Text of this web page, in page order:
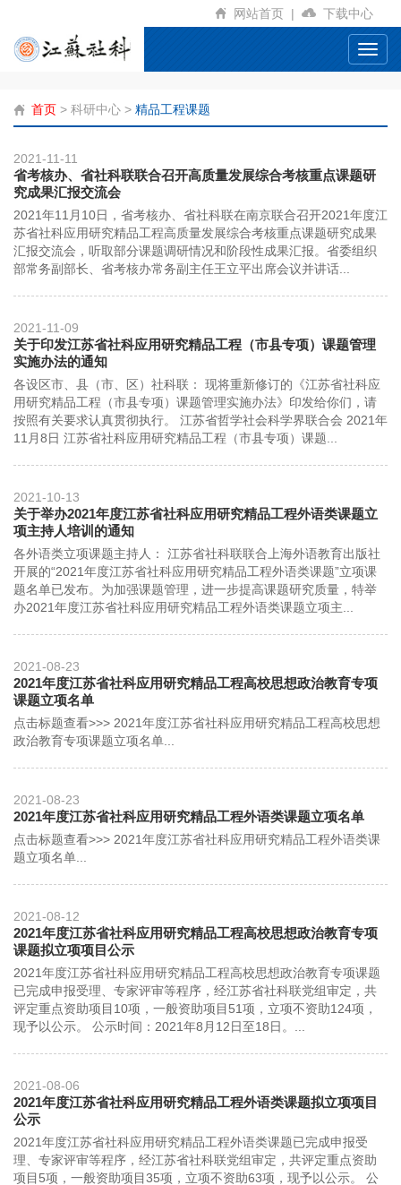
网站首页 | 下载中心
首页 > 科研中心 > 精品工程课题
2021-11-11
省考核办、省社科联联合召开高质量发展综合考核重点课题研
究成果汇报交流会
2021年11月10日，省考核办、省社科联在南京联合召开2021年度江
苏省社科应用研究精品工程高质量发展综合考核重点课题研究成果
汇报交流会，听取部分课题调研情况和阶段性成果汇报。省委组织
部常务副部长、省考核办常务副主任王立平出席会议并讲话...
2021-11-09
关于印发江苏省社科应用研究精品工程（市县专项）课题管理
实施办法的通知
各设区市、县（市、区）社科联： 现将重新修订的《江苏省社科应
用研究精品工程（市县专项）课题管理实施办法》印发给你们，请
按照有关要求认真贯彻执行。 江苏省哲学社会科学界联合会 2021年
11月8日 江苏省社科应用研究精品工程（市县专项）课题...
2021-10-13
关于举办2021年度江苏省社科应用研究精品工程外语类课题立
项主持人培训的通知
各外语类立项课题主持人： 江苏省社科联联合上海外语教育出版社
开展的“2021年度江苏省社科应用研究精品工程外语类课题”立项课
题名单已发布。为加强课题管理，进一步提高课题研究质量，特举
办2021年度江苏省社科应用研究精品工程外语类课题立项主...
2021-08-23
2021年度江苏省社科应用研究精品工程高校思想政治教育专项
课题立项名单
点击标题查看>>> 2021年度江苏省社科应用研究精品工程高校思想
政治教育专项课题立项名单...
2021-08-23
2021年度江苏省社科应用研究精品工程外语类课题立项名单
点击标题查看>>> 2021年度江苏省社科应用研究精品工程外语类课
题立项名单...
2021-08-12
2021年度江苏省社科应用研究精品工程高校思想政治教育专项
课题拟立项项目公示
2021年度江苏省社科应用研究精品工程高校思想政治教育专项课题
已完成申报受理、专家评审等程序，经江苏省社科联党组审定，共
评定重点资助项目10项，一般资助项目51项，立项不资助124项，
现予以公示。 公示时间：2021年8月12日至18日。...
2021-08-06
2021年度江苏省社科应用研究精品工程外语类课题拟立项项目
公示
2021年度江苏省社科应用研究精品工程外语类课题已完成申报受
理、专家评审等程序，经江苏省社科联党组审定，共评定重点资助
项目5项，一般资助项目35项，立项不资助63项，现予以公示。 公